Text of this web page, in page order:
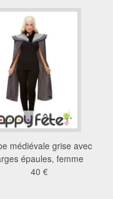
médiévale grise avec
épaules, femme
40 €